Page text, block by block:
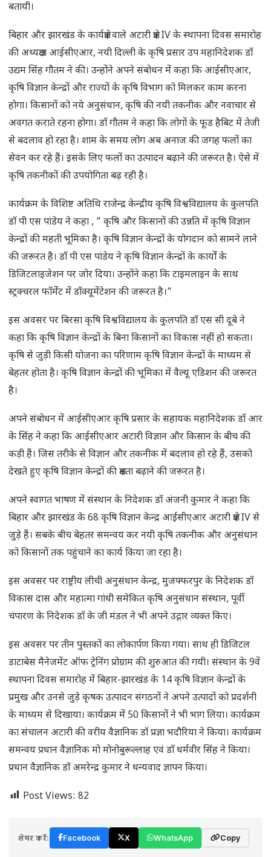
बतायी।
बिहार और झारखंड के कार्यक्षेत्र वाले अटारी क्षेत्र IV के स्थापना दिवस समारोह
की अध्यक्षता आईसीएआर, नयी दिल्ली के कृषि प्रसार उप महानिदेशक डाॅ
उद्यम सिंह गौतम ने की। उन्होंने अपने संबोधन में कहा कि आईसीएआर,
कृषि विज्ञान केन्द्रों और राज्यों के कृषि विभाग को मिलकर काम करना
होगा। किसानों को नये अनुसंधान, कृषि की नयी तकनीक और नवाचार से
अवगत कराते रहना होगा। डाॅ गौतम ने कहा कि लोगों के फूड हैबिट में तेजी
से बदलाव हो रहा है। शाम के समय लोग अब अनाज की जगह फलों का
सेवन कर रहे हैं। इसके लिए फलों का उत्पादन बढ़ाने की जरूरत है। ऐसे में
कृषि तकनीकों की उपयोगिता बढ़ रही है।
कार्यक्रम के विशिष्ट अतिथि राजेन्द्र केन्द्रीय कृषि विश्वविद्यालय के कुलपति
डाॅ पी एस पांडेय ने कहा , ” कृषि और किसानों की उन्नति में कृषि विज्ञान
केन्द्रों की महती भूमिका है। कृषि विज्ञान केन्द्रों के योगदान को सामने लाने
की जरूरत है। डाॅ पी एस पांडेय ने कृषि विज्ञान केन्द्रों के कार्यों के
डिजिटलाइजेशन पर जोर दिया। उन्होंने कहा कि टाइमलाइन के साथ
स्ट्रक्चरल फाॅर्मेट में डाॅक्यूमेंटेशन की जरूरत है।”
इस अवसर पर बिरसा कृषि विश्वविद्यालय के कुलपति डाॅ एस सी दूबे ने
कहा कि कृषि विज्ञान केन्द्रों के बिना किसानों का विकास नहीं हो सकता।
कृषि से जुड़ी किसी योजना का परिणाम कृषि विज्ञान केन्द्रों के माध्यम से
बेहतर होता है। कृषि विज्ञान केन्द्रों की भूमिका में वैल्यू एडिशन की जरूरत
है।
अपने संबोधन में आईसीएआर कृषि प्रसार के सहायक महानिदेशक डाॅ आर
के सिंह ने कहा कि आईसीएआर अटारी विज्ञान और किसान के बीच की
कड़ी हैं। जिस तरीके से विज्ञान और तकनीक में बदलाव हो रहे हैं, उसको
देखते हुए कृषि विज्ञान केन्द्रों की क्षमता बढ़ाने की जरूरत है।
अपने स्वागत भाषण में संस्थान के निदेशक डाॅ अंजनी कुमार ने कहा कि
बिहार और झारखंड के 68 कृषि विज्ञान केन्द्र आईसीएआर अटारी क्षेत्र IV से
जुड़े हैं। सबके बीच बेहतर समन्वय कर नयी कृषि तकनीक और अनुसंधान
को किसानों तक पहुंचाने का कार्य किया जा रहा है।
इस अवसर पर राष्ट्रीय लीची अनुसंधान केन्द्र, मुजफ्फरपुर के निदेशक डाॅ
विकास दास और महात्मा गांधी समेकित कृषि अनुसंधान संस्थान, पूर्वी
चंपारण के निदेशक डाॅ के जी मंडल ने भी अपने उद्गार व्यक्त किए।
इस अवसर पर तीन पुस्तकों का लोकार्पण किया गया। साथ ही डिजिटल
डाटाबेस मैनेजमेंट ऑफ ट्रेनिंग प्रोग्राम की शुरुआत की गयी। संस्थान के 9वें
स्थापना दिवस समारोह में बिहार-झारखंड के 14 कृषि विज्ञान केन्द्रों के
प्रमुख और उनसे जुड़े कृषक उत्पादन संगठनों ने अपने उत्पादों को प्रदर्शनी
के माध्यम से दिखाया। कार्यक्रम में 50 किसानों ने भी भाग लिया। कार्यक्रम
का संचालन अटारी की वरीय वैज्ञानिक डाॅ प्रज्ञा भदौरिया ने किया। कार्यक्रम
समन्वय प्रधान वैज्ञानिक मो मोनोबुरूल्लाह एवं डाॅ धर्मवीर सिंह ने किया।
प्रधान वैज्ञानिक डाॅ अमरेन्द्र कुमार ने धन्यवाद ज्ञापन किया।
Post Views: 82
शेयर करें: Facebook X WhatsApp Copy